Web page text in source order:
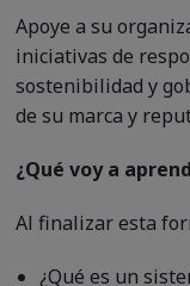
Apoye a su
iniciativas de
sostenibilidad y
de su marca y
¿Qué voy a
Al finalizar esta
¿Qué es un